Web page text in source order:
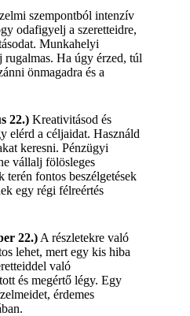
szempontból intenzív
odafigyelj a szeretteidre,
Munkahelyi
rugalmas. Ha úgy érzed, túl
önmagadra és a
22.) Kreativitásod és
elérd a céljaidat. Használd
keresni. Pénzügyi
vállalj fölösleges
terén fontos beszélgetések
egy régi félreértés
22.) A részletekre való
lehet, mert egy kis hiba
való
és megértő légy. Egy
érdemes